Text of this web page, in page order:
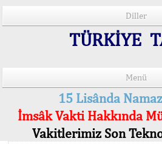
Diller
TÜRKİYE
Menü
15 Lisânda
İmsâk Vakti Hakkında
Vakitlerimiz Son